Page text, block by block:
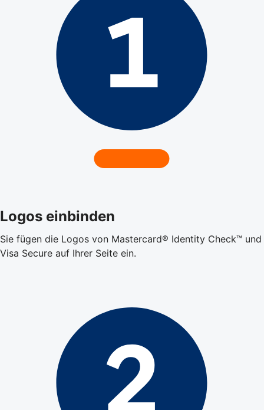
Logos einbinden
Sie fügen die Logos von Mastercard® Identity Check™ und
Visa Secure auf Ihrer Seite ein.